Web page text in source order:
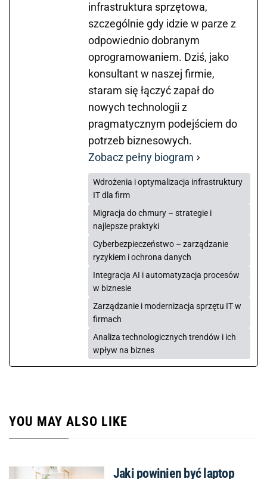
infrastruktura sprzętowa,
szczególnie gdy idzie w parze z
odpowiednio dobranym
oprogramowaniem. Dziś, jako
konsultant w naszej firmie,
staram się łączyć zapał do
nowych technologii z
pragmatycznym podejściem do
potrzeb biznesowych.
Zobacz pełny biogram
Wdrożenia i optymalizacja infrastruktury
IT dla firm
Migracja do chmury – strategie i
najlepsze praktyki
Cyberbezpieczeństwo – zarządzanie
ryzykiem i ochrona danych
Integracja AI i automatyzacja procesów
w biznesie
Zarządzanie i modernizacja sprzętu IT w
firmach
Analiza technologicznych trendów i ich
wpływ na biznes
YOU MAY ALSO LIKE
Jaki powinien być laptop